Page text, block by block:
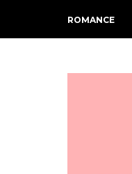
ROMANCE